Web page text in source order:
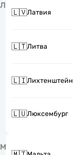
Л
🇱🇻Латвия
🇱🇹Литва
🇱🇮Лихтенштейн
🇱🇺Люксембург
М